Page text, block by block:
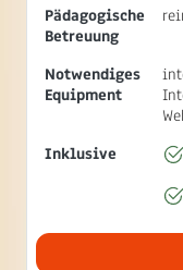
Pädagogische
Betreuung
Notwendiges
Equipment
Inklusive